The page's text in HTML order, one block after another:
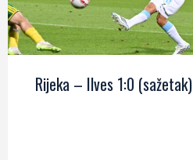
Rijeka – Ilves 1:0 (sažetak)